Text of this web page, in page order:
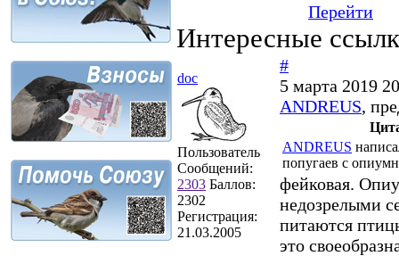
Перейти
Интересные
doc
Пользователь
Сообщений:
2303 Баллов:
2302
Регистрация:
21.03.2005
#
5 марта 2019
ANDREUS,
ANDREUS
попугаев с
фейковая.
недозрелыми
питаются
это